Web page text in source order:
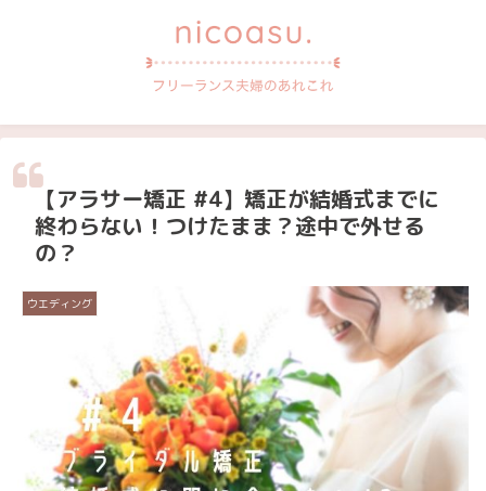
【アラサー矯正 #4】矯正が結婚式までに
終わらない！つけたまま？途中で外せる
の？
ウエディング